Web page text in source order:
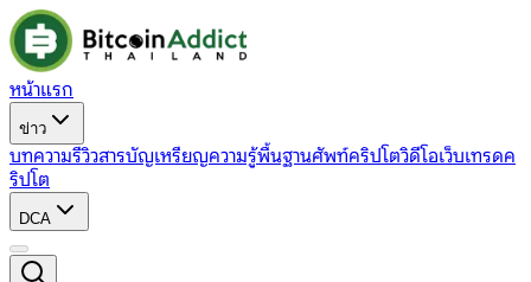
หน้าแรก
ข่าว
บทความรีวิวสารบัญเหรียญความรู้พื้นฐานศัพท์คริปโตวิดีโอเว็บเทรดค
ริปโต
DCA